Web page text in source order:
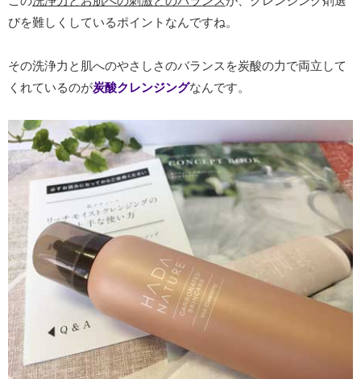
びを難しくしているポイントなんですね。
その洗浄力と肌へのやさしさのバランスを炭酸の力で両立して
くれているのが炭酸クレンジングなんです。